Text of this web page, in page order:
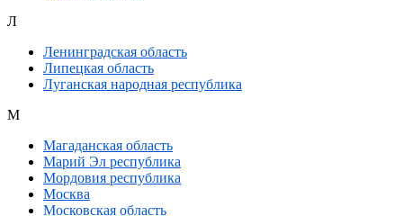
Л
Ленинградская область
Липецкая область
Луганская народная республика
М
Магаданская область
Марий Эл республика
Мордовия республика
Москва
Московская область